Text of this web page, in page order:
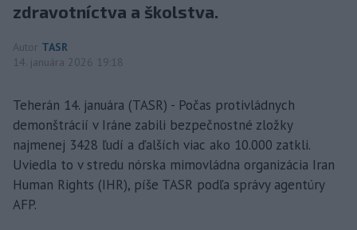
zdravotníctva a školstva.
Autor TASR
14. januára 2026 19:18
Teherán 14. januára (TASR) - Počas protivládnych
demonštrácií v Iráne zabili bezpečnostné zložky
najmenej 3428 ľudí a ďalších viac ako 10.000 zatkli.
Uviedla to v stredu nórska mimovládna organizácia Iran
Human Rights (IHR), píše TASR podľa správy agentúry
AFP.